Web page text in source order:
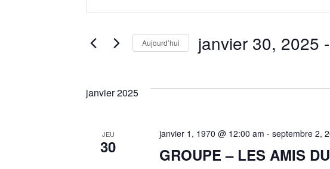
navigation
de
vues
Évènements
Rechercher
Évènements
clé.
Aujourd’hui janvier 30, 2025 -
date.
janvier 2025
JEU
30 GROUPE – LES AMIS
janvier 1, 1970 @ 12:00 am - septembre 2,